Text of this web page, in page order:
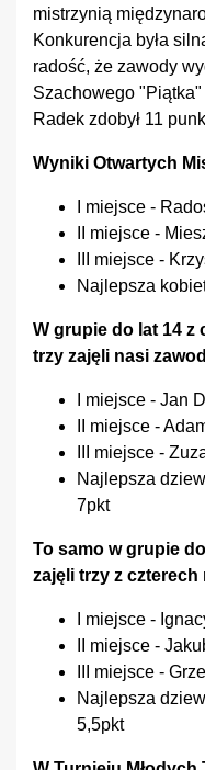
mistrzynią
Konkurencja była
radość, że zawody
Szachowego
Radek zdobył 11
Wyniki Otwartych
I miejsce -
II miejsce -
III miejsce -
Najlepsza
W grupie do lat 14 z
trzy zajęli nasi
I miejsce - Jan
II miejsce -
III miejsce -
Najlepsza
7pkt
To samo w grupie
zajęli trzy z
I miejsce -
II miejsce -
III miejsce -
Najlepsza
5,5pkt